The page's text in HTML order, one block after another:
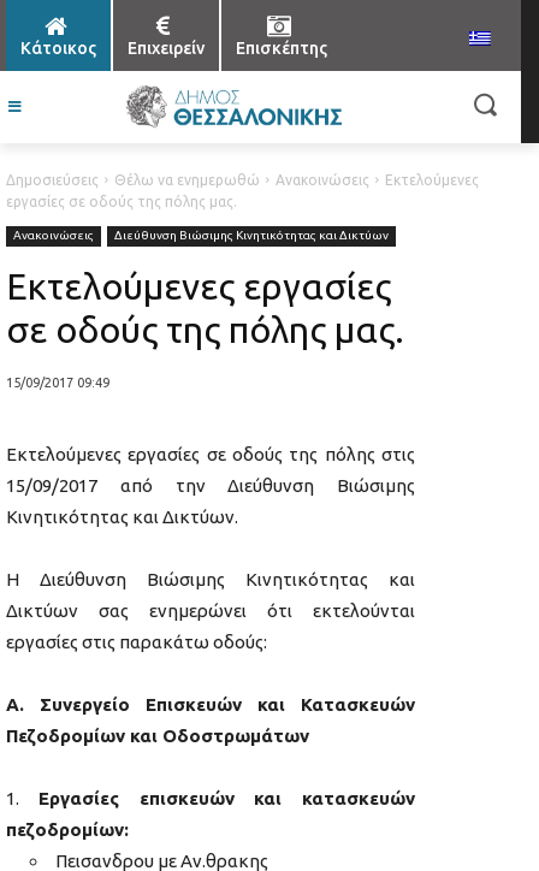
Κάτοικος Επιχειρείν Επισκέπτης
Δημοσιεύσεις Θέλω να ενημερωθώ Ανακοινώσεις
Εκτελούμενες
εργασίες σε οδούς της πόλης μας.
Ανακοινώσεις Διεύθυνση Βιώσιμης Κινητικότητας και Δικτύων
Εκτελούμενες εργασίες
σε οδούς της πόλης μας.
15/09/2017 09:49
Εκτελούμενες εργασίες σε οδούς της πόλης στις
15/09/2017 από την Διεύθυνση Βιώσιμης
Κινητικότητας και Δικτύων.
Η Διεύθυνση Βιώσιμης Κινητικότητας και
Δικτύων σας ενημερώνει ότι εκτελούνται
εργασίες στις παρακάτω οδούς:
Α. Συνεργείο Επισκευών και Κατασκευών
Πεζοδρομίων και Οδοστρωμάτων
Εργασίες επισκευών και κατασκευών
πεζοδρομίων:
Πεισανδρου με Αν.θρακης